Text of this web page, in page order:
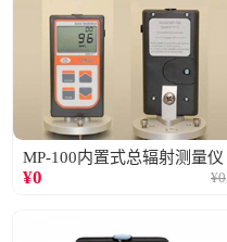
MP-100内置式总辐射测量仪
¥0 ¥0